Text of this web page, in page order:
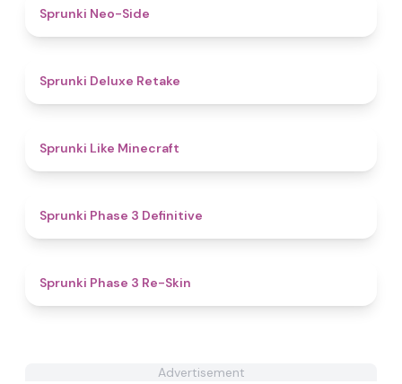
Sprunki Neo-Side
Sprunki Deluxe Retake
Sprunki Like Minecraft
Sprunki Phase 3 Definitive
Sprunki Phase 3 Re-Skin
Advertisement